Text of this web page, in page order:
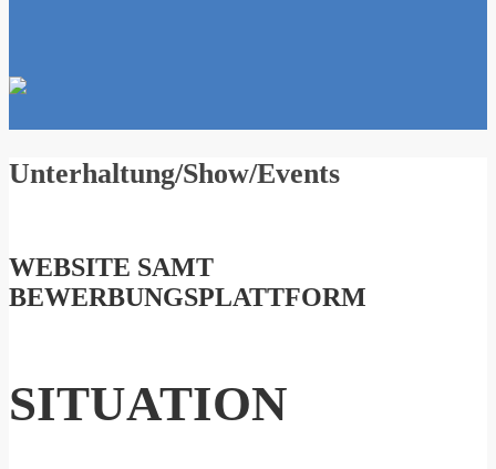
Unterhaltung/Show/Events
WEBSITE SAMT
BEWERBUNGSPLATTFORM
SITUATION